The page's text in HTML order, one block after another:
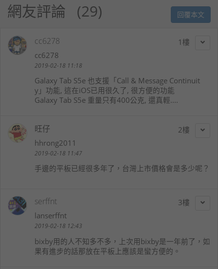
網友評論 29 回覆本文
1
cc6278
cc6278
2019-02-18 11:18
Galaxy Tab S5e 也支援「Call & Message Continuit
y」功能, 這在iOS已用很久了, 很方便的功能
Galaxy Tab S5e 重量只有400公克, 還真輕....
2
旺仔
hhrong2011
2019-02-18 11:47
手邊的平板已經很多年了，台灣上市價格會是多少呢？
3
serffnt
lanserffnt
2019-02-18 12:43
bixby用的人不知多不多，上次用bixby是一年前了，如
果有進步的話那放在平板上應該是蠻方便的。